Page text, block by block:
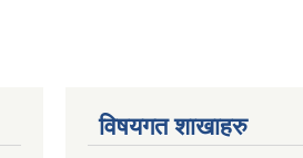
विषयगत शाखाहरु